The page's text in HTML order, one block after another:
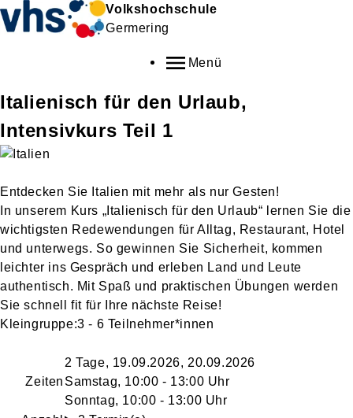
Volkshochschule
Germering
Menü
Italienisch für den Urlaub,
Intensivkurs Teil 1
Entdecken Sie Italien mit mehr als nur Gesten!
In unserem Kurs „Italienisch für den Urlaub“ lernen Sie die
wichtigsten Redewendungen für Alltag, Restaurant, Hotel
und unterwegs. So gewinnen Sie Sicherheit, kommen
leichter ins Gespräch und erleben Land und Leute
authentisch. Mit Spaß und praktischen Übungen werden
Sie schnell fit für Ihre nächste Reise!
Kleingruppe:3 - 6 Teilnehmer*innen
Zeiten
2 Tage, 19.09.2026, 20.09.2026
Samstag, 10:00 - 13:00 Uhr
Sonntag, 10:00 - 13:00 Uhr